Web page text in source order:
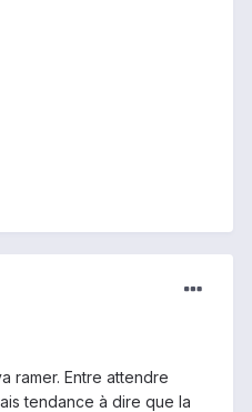
ramer. Entre attendre
tendance à dire que la